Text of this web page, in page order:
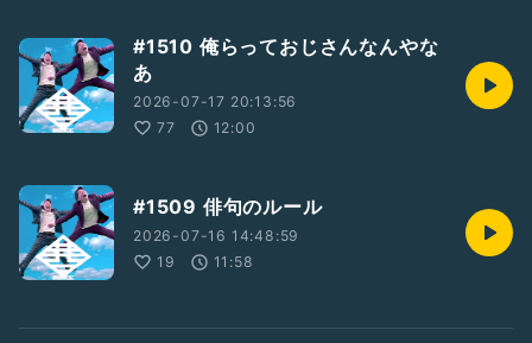
#1510 俺らっておじさんなんやな
あ
2026-07-17 20:13:56
77
12:00
#1509 俳句のルール
2026-07-16 14:48:59
19
11:58